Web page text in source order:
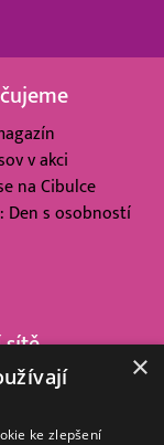
v akci
na Cibulce
Den s osobností
sítě
×
ke zlepšení